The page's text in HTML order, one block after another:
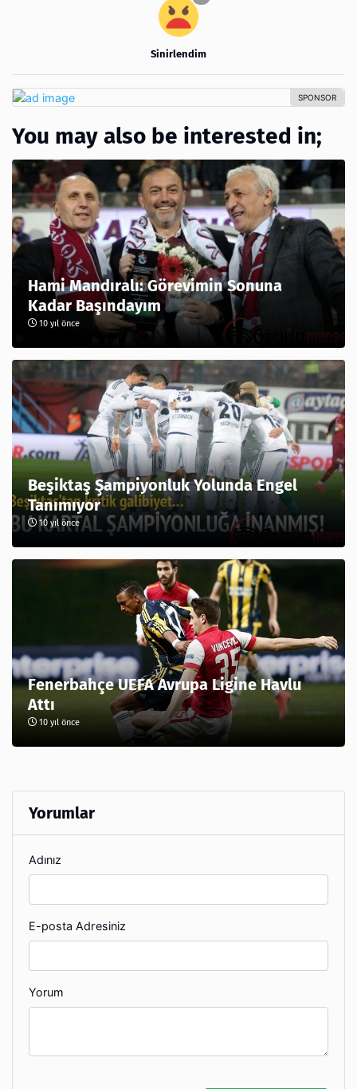
Sinirlendim
You may also be interested in;
Hami Mandıralı: Görevimin Sonuna
Kadar Başındayım
10 yıl önce
Beşiktaş Şampiyonluk Yolunda Engel
Tanımıyor
10 yıl önce
Fenerbahçe UEFA Avrupa Ligine Havlu
Attı
10 yıl önce
Yorumlar
Adınız
E-posta Adresiniz
Yorum